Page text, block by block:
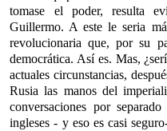
tomase el poder, resulta
Guillermo. A este le seria
revolucionaria que, por su
democrática. Así es. Mas,
actuales circunstancias,
Rusia las manos del
conversaciones por
ingleses - y eso es casi